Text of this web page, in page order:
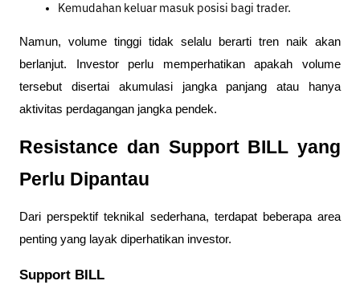
Kemudahan keluar masuk posisi bagi trader.
Namun, volume tinggi tidak selalu berarti tren naik akan
berlanjut. Investor perlu memperhatikan apakah volume
tersebut disertai akumulasi jangka panjang atau hanya
aktivitas perdagangan jangka pendek.
Resistance dan Support BILL yang
Perlu Dipantau
Dari perspektif teknikal sederhana, terdapat beberapa area
penting yang layak diperhatikan investor.
Support BILL